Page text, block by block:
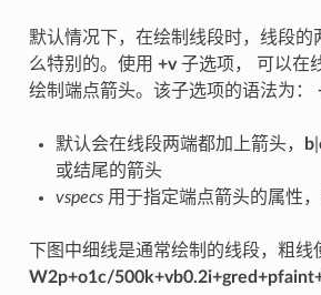
默认情况下，在绘制线段时，线段的
么特别的。使用 +v子选项， 可以在
绘制端点箭头。该子选项的语法为：
默认会在线段两端都加上箭头， b|
或结尾的箭头
vspecs用于指定端点箭头的属性
下图中细线是通常绘制的线段，粗线
W2p+o1c/